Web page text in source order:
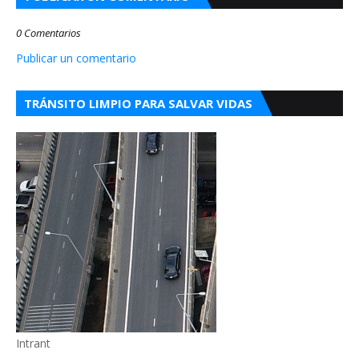
0 Comentarios
Publicar un comentario
TRÁNSITO LIMPIO PARA SALVAR VIDAS
Intrant